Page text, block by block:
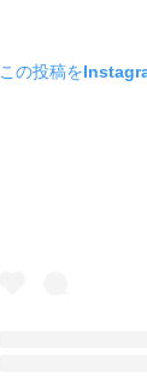
この投稿を